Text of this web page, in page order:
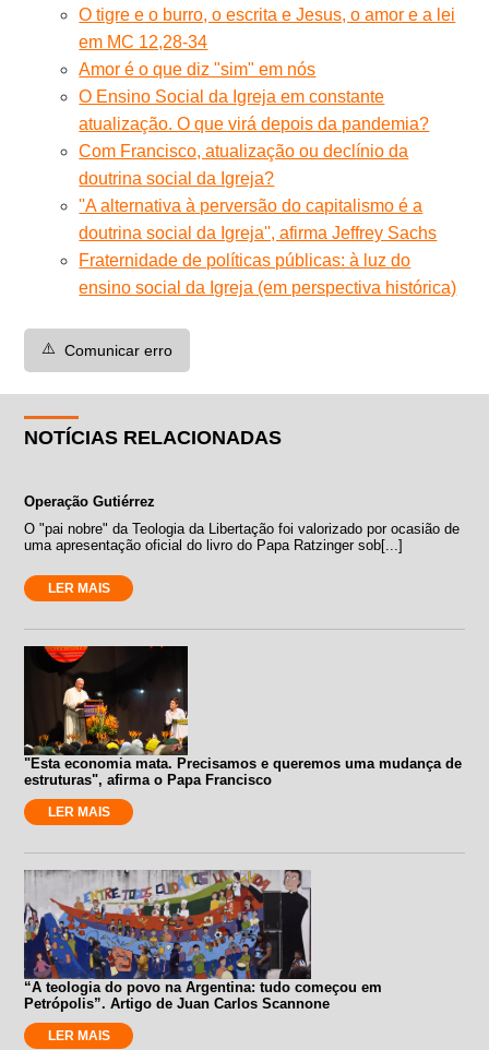
O tigre e o burro, o escrita e Jesus, o amor e a lei
em MC 12,28-34
Amor é o que diz "sim" em nós
O Ensino Social da Igreja em constante
atualização. O que virá depois da pandemia?
Com Francisco, atualização ou declínio da
doutrina social da Igreja?
''A alternativa à perversão do capitalismo é a
doutrina social da Igreja'', afirma Jeffrey Sachs
Fraternidade de políticas públicas: à luz do
ensino social da Igreja (em perspectiva histórica)
⚠️ Comunicar erro
NOTÍCIAS RELACIONADAS
Operação Gutiérrez
O "pai nobre" da Teologia da Libertação foi valorizado por ocasião de
uma apresentação oficial do livro do Papa Ratzinger sob[...]
LER MAIS
"Esta economia mata. Precisamos e queremos uma mudança de
estruturas", afirma o Papa Francisco
LER MAIS
“A teologia do povo na Argentina: tudo começou em
Petrópolis”. Artigo de Juan Carlos Scannone
LER MAIS